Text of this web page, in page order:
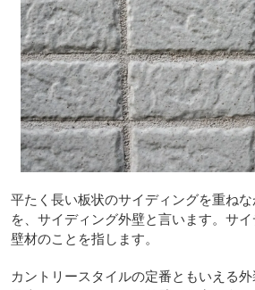
平たく長い板状のサイディングを重ね
を、サイディング外壁と言います。サ
壁材のことを指します。
カントリースタイルの定番ともいえる外